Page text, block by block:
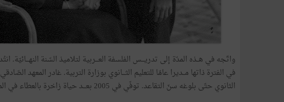
واتّجه في هــذه المدّة إلى تدريـــس الفلسفة العـــربية لتلاميذ السّنة النهـــائيّة.
الثانوي حتّى بلوغه سنّ التقاعد. توفّي في 2005 بعـــد حياة زاخرة بالعطاء في المجال التّربـــوي والثقــــافي.(الموسوعة التونسية).